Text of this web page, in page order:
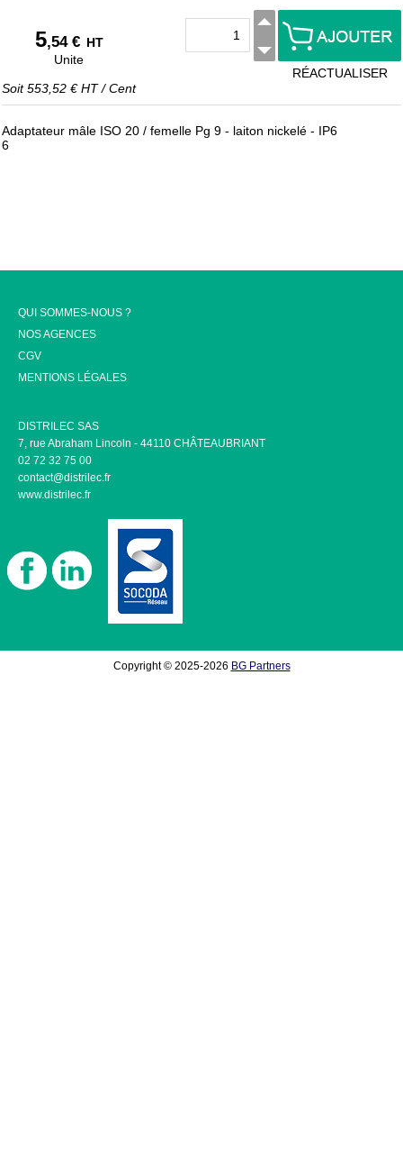
5,54 € HT
Unite
Soit553,52 € HT/Cent
RÉACTUALISER
Adaptateur mâle ISO 20 / femelle Pg 9 - laiton nickelé - IP6
6
QUI SOMMES-NOUS ?
NOS AGENCES
CGV
MENTIONS LÉGALES
DISTRILEC SAS
7, rue Abraham Lincoln - 44110 CHÂTEAUBRIANT
02 72 32 75 00
contact@distrilec.fr
www.distrilec.fr
Copyright © 2025-2026 BG Partners